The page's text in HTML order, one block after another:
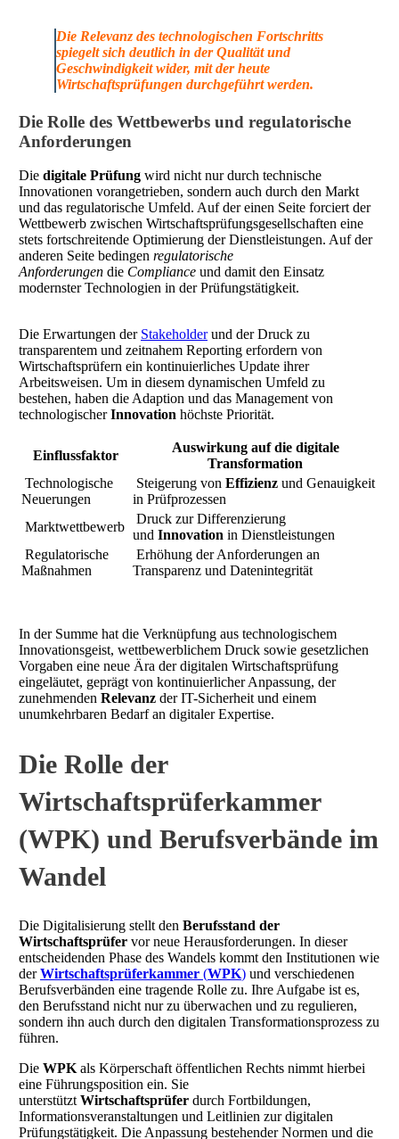
Die Relevanz des technologischen Fortschritts
spiegelt sich deutlich in derQualitätund
Geschwindigkeit wider, mit der heute
Wirtschaftsprüfungen durchgeführt werden.
Die Rolle des Wettbewerbs und regulatorische
Anforderungen
Die digitale Prüfung wird nicht nur durch technische
Innovationen vorangetrieben, sondern auch durch den Markt
und das regulatorische Umfeld. Auf der einen Seite forciert der
Wettbewerb zwischen Wirtschaftsprüfungsgesellschaften eine
stets fortschreitende Optimierung der Dienstleistungen. Auf der
anderen Seite bedingen regulatorische
Anforderungen die Compliance und damit den Einsatz
modernster Technologien in der Prüfungstätigkeit.
Die Erwartungen der Stakeholderund der Druck zu
transparentem und zeitnahem Reporting erfordern von
Wirtschaftsprüfern ein kontinuierliches Update ihrer
Arbeitsweisen. Um in diesem dynamischen Umfeld zu
bestehen, haben die Adaption und das Management von
technologischerInnovation höchste Priorität.
Einflussfaktor
Auswirkung auf die digitale
Transformation
Technologische
Neuerungen
Steigerung von Effizienz und Genauigkeit
in Prüfprozessen
Marktwettbewerb
Druck zur Differenzierung
und Innovation in Dienstleistungen
Regulatorische
Maßnahmen
Erhöhung der Anforderungen an
Transparenz und Datenintegrität
In der Summe hat die Verknüpfung aus technologischem
Innovationsgeist, wettbewerblichem Druck sowie gesetzlichen
Vorgaben eine neue Ära der digitalen Wirtschaftsprüfung
eingeläutet, geprägt von kontinuierlicher Anpassung, der
zunehmenden Relevanz der IT-Sicherheit und einem
unumkehrbaren Bedarf an digitaler Expertise.
Die Rolle der
Wirtschaftsprüferkammer
(WPK) und Berufsverbände im
Wandel
Die Digitalisierung stellt den Berufsstand der
Wirtschaftsprüfer vor neue Herausforderungen. In dieser
entscheidenden Phase des Wandels kommt den Institutionen wie
derWirtschaftsprüferkammer (WPK) und verschiedenen
Berufsverbänden eine tragende Rolle zu. Ihre Aufgabe ist es,
den Berufsstand nicht nur zu überwachen und zu regulieren,
sondern ihn auch durch den digitalen Transformationsprozess zu
führen.
Die WPK als Körperschaft öffentlichen Rechts nimmt hierbei
eine Führungsposition ein. Sie
unterstützt Wirtschaftsprüfer durch Fortbildungen,
Informationsveranstaltungen und Leitlinien zur digitalen
Prüfungstätigkeit. Die Anpassung bestehender Normen und die